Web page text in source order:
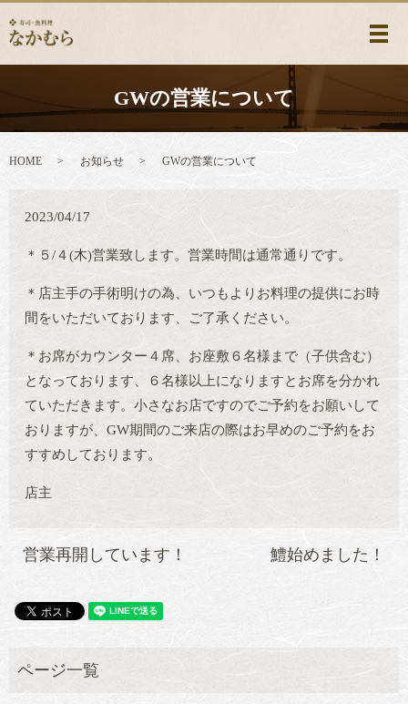
メ
GWの営業について
HOME お知らせ GWの営業について
2023/04/17
＊５/４(木)営業致します。営業時間は通常通りです。
＊店主手の手術明けの為、いつもよりお料理の提供にお時
間をいただいております、ご了承ください。
＊お席がカウンター４席、お座敷６名様まで（子供含む）
となっております、６名様以上になりますとお席を分かれ
ていただきます。小さなお店ですのでご予約をお願いして
おりますが、GW期間のご来店の際はお早めのご予約をお
すすめしております。
店主
営業再開しています！ 鱧始めました！